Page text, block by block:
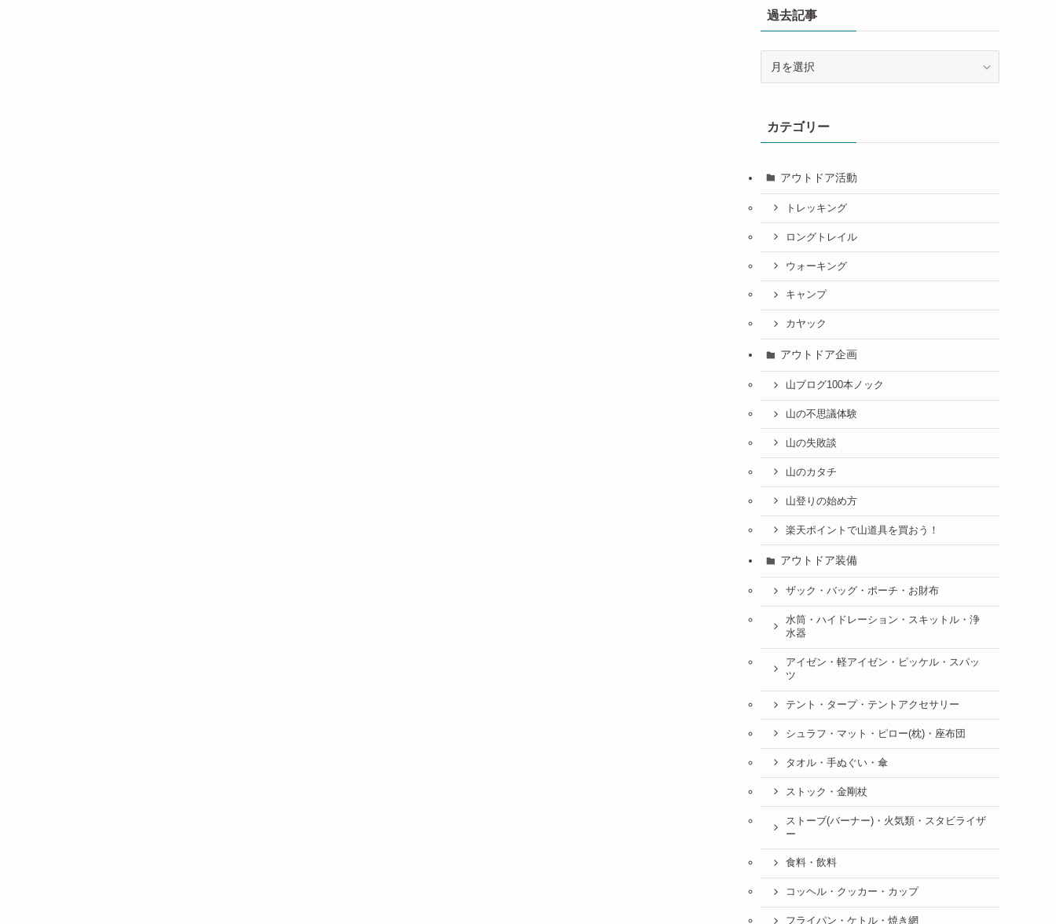
過去記事
カテゴリー
アウトドア活動
トレッキング
ロングトレイル
ウォーキング
キャンプ
カヤック
アウトドア企画
山ブログ100本ノック
山の不思議体験
山の失敗談
山のカタチ
山登りの始め方
楽天ポイントで山道具を買おう！
アウトドア装備
ザック・バッグ・ポーチ・お財布
水筒・ハイドレーション・スキットル・浄
水器
アイゼン・軽アイゼン・ピッケル・スパッ
ツ
テント・タープ・テントアクセサリー
シュラフ・マット・ピロー(枕)・座布団
タオル・手ぬぐい・傘
ストック・金剛杖
ストーブ(バーナー)・火気類・スタビライザ
ー
食料・飲料
コッヘル・クッカー・カップ
フライパン・ケトル・焼き網